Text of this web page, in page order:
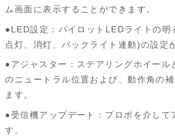
ム画面に表示することができます。
●LED設定：パイロットLEDライトの明
点灯、消灯、バックライト連動)の設定
●アジャスター：ステアリングホイール
のニュートラル位置および、動作角の
ます。
●受信機アップデート：プロポを介して
す。